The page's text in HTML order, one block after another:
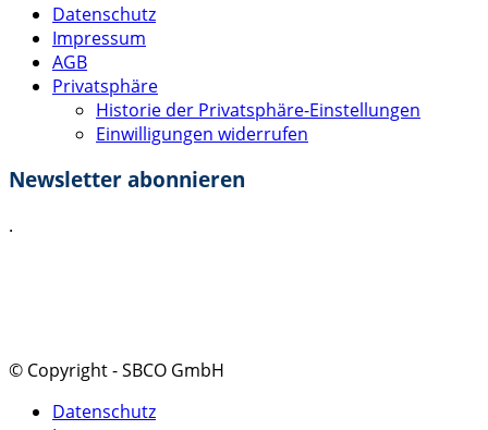
Datenschutz
Impressum
AGB
Privatsphäre
Historie der Privatsphäre-Einstellungen
Einwilligungen widerrufen
Newsletter abonnieren
.
© Copyright - SBCO GmbH
Datenschutz